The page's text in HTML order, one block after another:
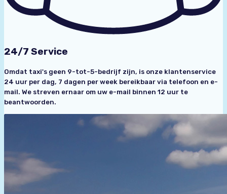
24/7 Service
Omdat taxi's geen 9-tot-5-bedrijf zijn, is onze klantenservice
24 uur per dag, 7 dagen per week bereikbaar via telefoon en e-
mail. We streven ernaar om uw e-mail binnen 12 uur te
beantwoorden.